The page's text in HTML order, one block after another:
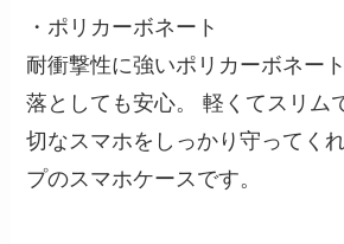
・ポリカーボネート
耐衝撃性に強いポリカーボネー
落としても安心。 軽くてスリム
切なスマホをしっかり守ってく
プのスマホケースです。